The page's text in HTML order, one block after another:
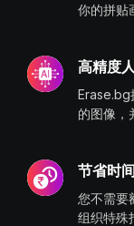
你的拼贴
高精度
Erase.bg
的图像，
节省时
您不需要
组织特殊